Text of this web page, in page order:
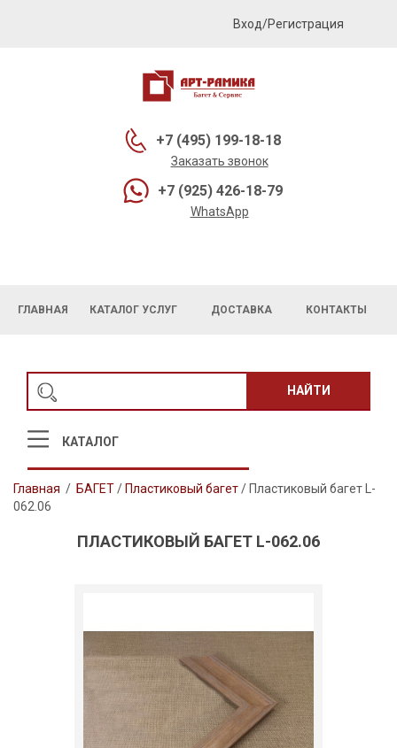
Вход/Регистрация
+7 (495) 199-18-18
Заказать звонок
+7 (925) 426-18-79
WhatsApp
ГЛАВНАЯ КАТАЛОГ УСЛУГ ДОСТАВКА КОНТАКТЫ
НАЙТИ
КАТАЛОГ
Главная / БАГЕТ/ Пластиковый багет/ Пластиковый багет L-
062.06
ПЛАСТИКОВЫЙ БАГЕТ L-062.06